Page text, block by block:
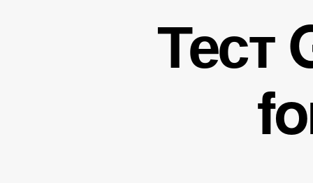
Тест